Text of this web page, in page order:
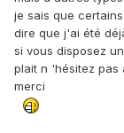
je sais que certains
dire que j'ai été
si vous disposez
plait n 'hésitez pas
merci